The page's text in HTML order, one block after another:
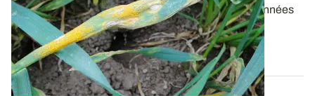
Très rustique lors de son démarrage au début des années
1980, le triticale a été soumis à...
12 MARS 2020